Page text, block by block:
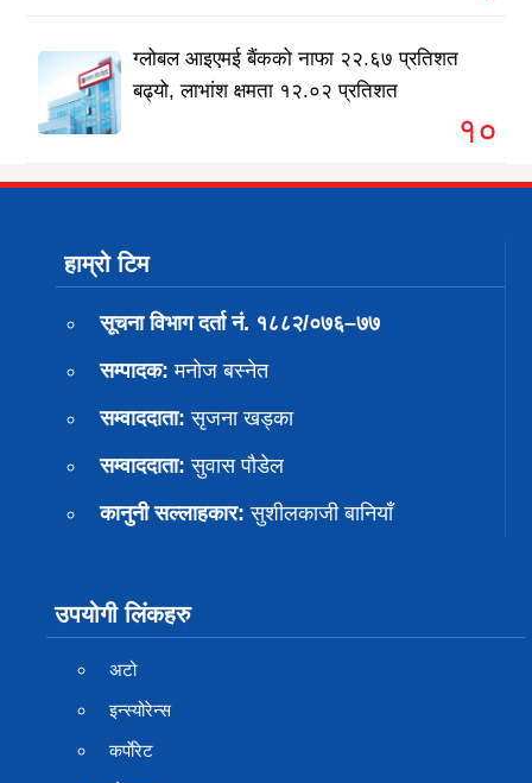
ग्लोबल आइएमई बैंकको नाफा २२.६७ प्रतिशत
बढ्यो, लाभांश क्षमता १२.०२ प्रतिशत
१०
हाम्रो टिम
सूचना विभाग दर्ता नं. १८८२/०७६–७७
सम्पादक: मनोज बस्नेत
सम्वाददाता: सृजना खड्का
सम्वाददाता: सुवास पाैडेल
कानुनी सल्लाहकार: सुशीलकाजी बानियाँ
उपयोगी लिंकहरु
अटो
इन्स्योरेन्स
कर्पाेरेट